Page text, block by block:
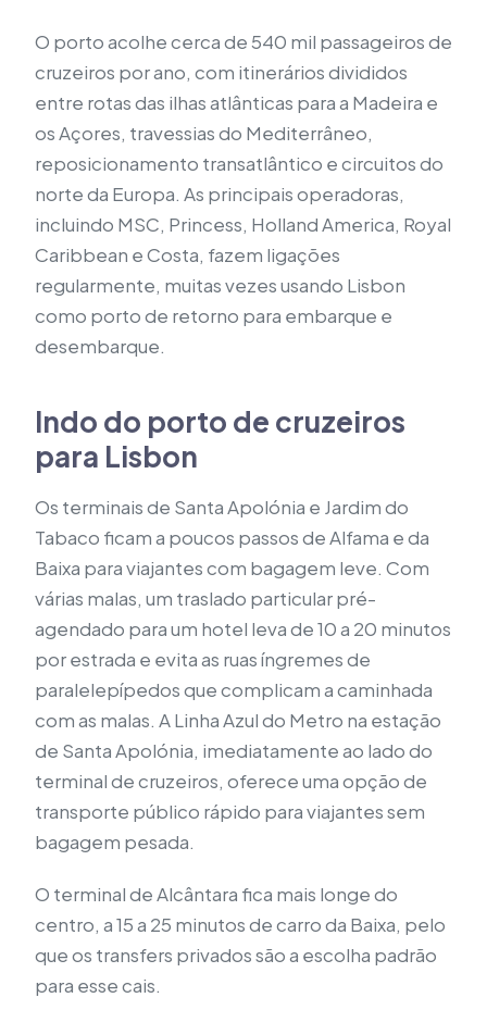
O porto acolhe cerca de 540 mil passageiros de
cruzeiros por ano, com itinerários divididos
entre rotas das ilhas atlânticas para a Madeira e
os Açores, travessias do Mediterrâneo,
reposicionamento transatlântico e circuitos do
norte da Europa. As principais operadoras,
incluindo MSC, Princess, Holland America, Royal
Caribbean e Costa, fazem ligações
regularmente, muitas vezes usando Lisbon
como porto de retorno para embarque e
desembarque.
Indo do porto de cruzeiros
para Lisbon
Os terminais de Santa Apolónia e Jardim do
Tabaco ficam a poucos passos de Alfama e da
Baixa para viajantes com bagagem leve. Com
várias malas, um traslado particular pré-
agendado para um hotel leva de 10 a 20 minutos
por estrada e evita as ruas íngremes de
paralelepípedos que complicam a caminhada
com as malas. A Linha Azul do Metro na estação
de Santa Apolónia, imediatamente ao lado do
terminal de cruzeiros, oferece uma opção de
transporte público rápido para viajantes sem
bagagem pesada.
O terminal de Alcântara fica mais longe do
centro, a 15 a 25 minutos de carro da Baixa, pelo
que os transfers privados são a escolha padrão
para esse cais.